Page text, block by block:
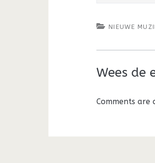
NIEUWE
Wees de
Comments are